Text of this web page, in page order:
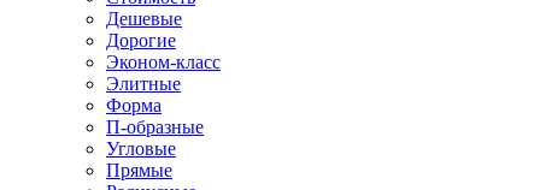
Дешевые
Дорогие
Эконом-класс
Элитные
Форма
П-образные
Угловые
Прямые